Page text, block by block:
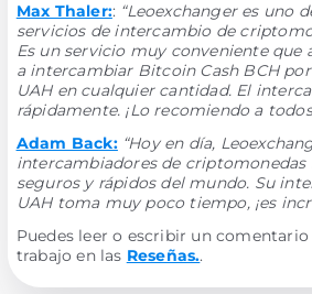
Max Thaler:: “Leoexchanger es uno
servicios de intercambio de
Es un servicio muy conveniente que
a intercambiar Bitcoin Cash BCH
UAH en cualquier cantidad. El
rápidamente. ¡Lo recomiendo a
Adam Back: “Hoy en día,
intercambiadores de criptomonedas
seguros y rápidos del mundo. Su
UAH toma muy poco tiempo, ¡es
Puedes leer o escribir un
trabajo en las Reseñas..